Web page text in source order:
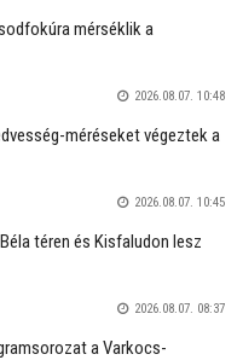
mérséklik a
2026.08.07. 10:48
méréseket végeztek a
2026.08.07. 10:45
téren és Kisfaludon lesz
2026.08.07. 08:37
a Varkocs-